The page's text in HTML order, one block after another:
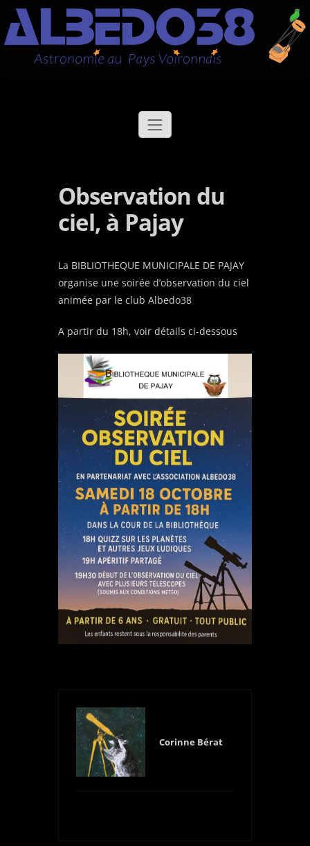
Observation du
ciel, à Pajay
La BIBLIOTHEQUE MUNICIPALE DE PAJAY
organise une soirée d’observation du ciel
animée par le club Albedo38
A partir du 18h, voir détails ci-dessous
Corinne Bérat